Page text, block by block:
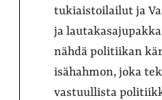
tukiaistoilailut ja
ja
nähdä politiikan
isähahmon, joka
vastuullista